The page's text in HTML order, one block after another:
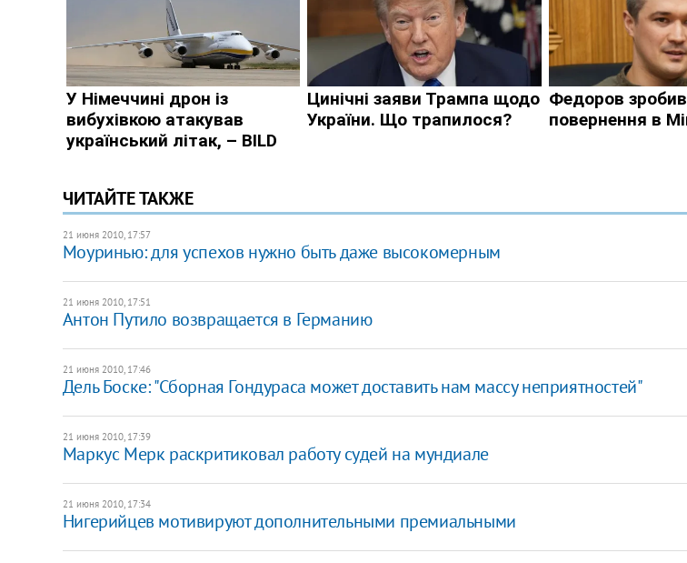
ЧИТАЙТЕ ТАКЖЕ
21 июня 2010, 17:57
Моуринью: для успехов нужно быть даже высокомерным
21 июня 2010, 17:51
Антон Путило возвращается в Германию
21 июня 2010, 17:46
Дель Боске: "Сборная Гондураса может доставить нам массу неприятностей"
21 июня 2010, 17:39
Маркус Мерк раскритиковал работу судей на мундиале
21 июня 2010, 17:34
Нигерийцев мотивируют дополнительными премиальными